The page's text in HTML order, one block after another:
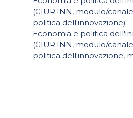
(GIUR.INN, modulo/
politica dell'innovazione)
Economia e politica
(GIUR.INN, modulo/
politica dell'innovazione,